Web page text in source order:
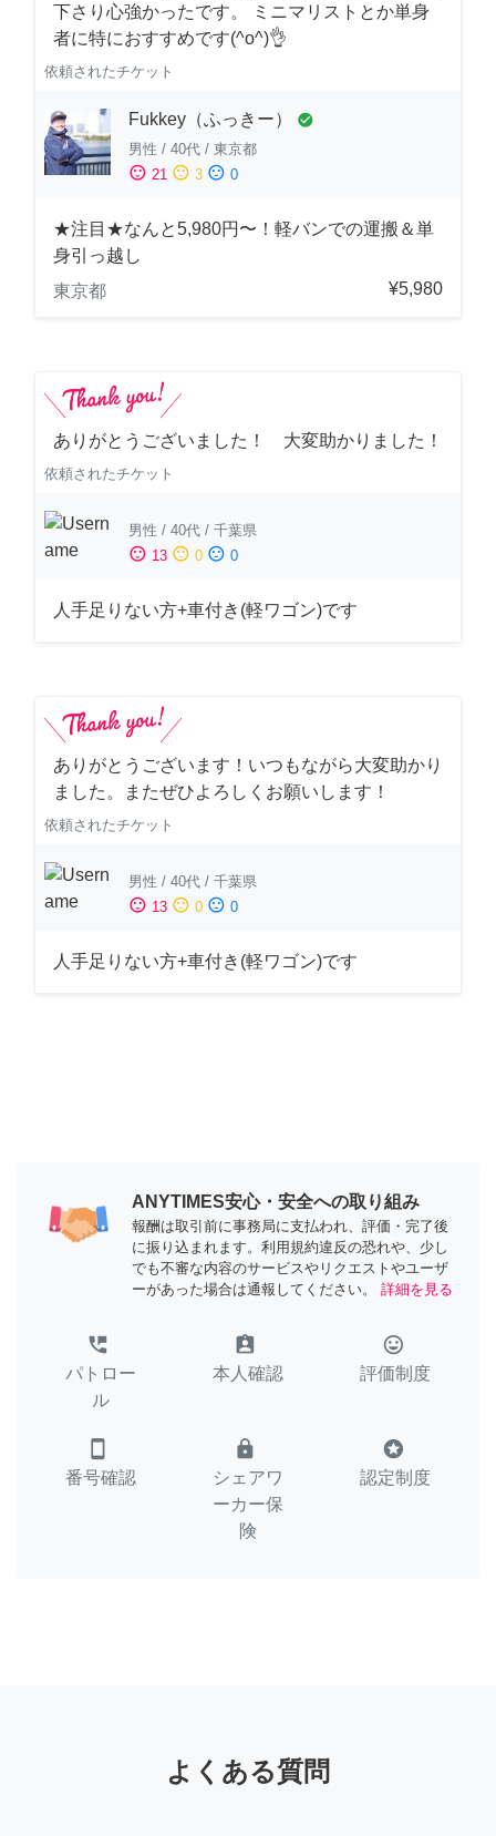
下さり心強かったです。 ミニマリストとか単身
者に特におすすめです(^o^)👌
依頼されたチケット
Fukkey（ふっきー） check_circle
男性 / 40代 / 東京都
sentiment_satisfied 21 sentiment_neutral 3 sentiment_dissatisfied 0
★注目★なんと5,980円〜！軽バンでの運搬＆単
身引っ越し
東京都
¥5,980
ありがとうございました！ 大変助かりました！
依頼されたチケット
男性 / 40代 / 千葉県
sentiment_satisfied 13 sentiment_neutral 0 sentiment_dissatisfied 0
人手足りない方+車付き(軽ワゴン)です
ありがとうございます！いつもながら大変助かり
ました。またぜひよろしくお願いします！
依頼されたチケット
男性 / 40代 / 千葉県
sentiment_satisfied 13 sentiment_neutral 0 sentiment_dissatisfied 0
人手足りない方+車付き(軽ワゴン)です
ANYTIMES安心・安全への取り組み
報酬は取引前に事務局に支払われ、評価・完了後
に振り込まれます。利用規約違反の恐れや、少し
でも不審な内容のサービスやリクエストやユーザ
ーがあった場合は通報してください。
詳細を見る
perm_phone_msg
パトロー
ル
assignment_ind
本人確認
tag_faces
評価制度
smartphone
番号確認
lock
シェアワ
ーカー保
険
stars
認定制度
よくある質問